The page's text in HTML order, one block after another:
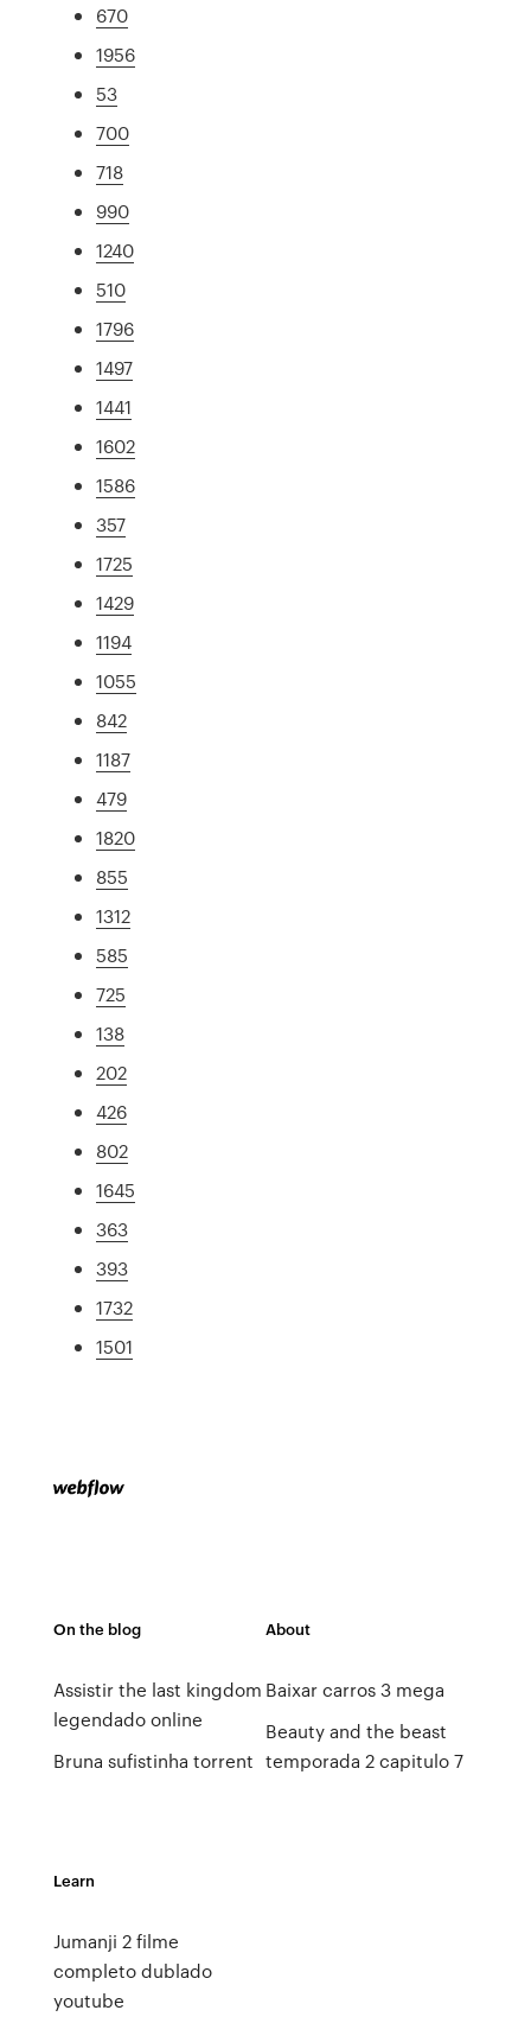
670
1956
53
700
718
990
1240
510
1796
1497
1441
1602
1586
357
1725
1429
1194
1055
842
1187
479
1820
855
1312
585
725
138
202
426
802
1645
363
393
1732
1501
On the blog
Assistir the last kingdom
legendado online
Bruna sufistinha torrent
About
Baixar carros 3 mega
Beauty and the beast
temporada 2 capitulo 7
Learn
Jumanji 2 filme
completo dublado
youtube